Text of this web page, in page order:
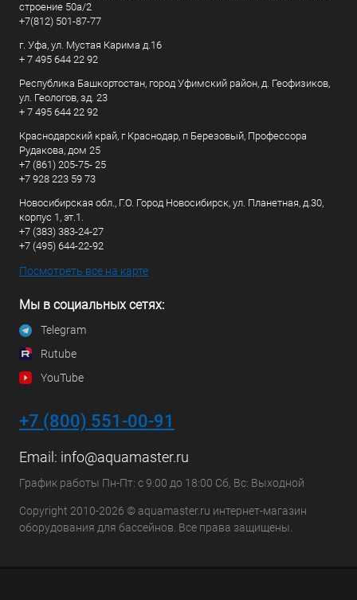
строение 50а/2
+7(812) 501-87-77
г. Уфа, ул. Мустая Карима д.16
+ 7 495 644 22 92
Республика Башкортостан, город Уфимский район, д. Геофизиков,
ул. Геологов, зд. 23
+ 7 495 644 22 92
Краснодарский край, г Краснодар, п Березовый, Профессора
Рудакова, дом 25
+7 (861) 205-75- 25
+7 928 223 59 73
Новосибирская обл., Г.О. Город Новосибирск, ул. Планетная, д.30,
корпус 1, эт.1.
+7 (383) 383-24-27
+7 (495) 644-22-92
Посмотреть все на карте
Мы в социальных сетях:
Telegram
Rutube
YouTube
+7 (800) 551-00-91
Email: info@aquamaster.ru
График работы Пн-Пт: с 9:00 до 18:00 Сб, Вс: Выходной
Copyright 2010-2026 © aquamaster.ru интернет-магазин
оборудования для бассейнов. Все права защищены.